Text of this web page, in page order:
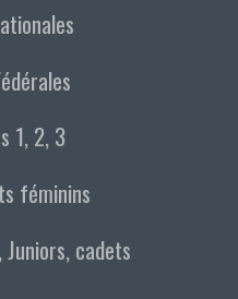
1, 2, 3
féminins
cadets